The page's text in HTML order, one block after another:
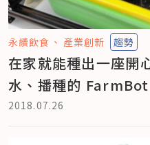
永續飲食 產業創新 趨勢
在家就能種出一座開
水、播種的
2018.07.26